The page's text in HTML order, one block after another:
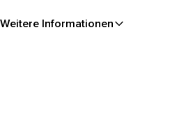
Weitere Informationen